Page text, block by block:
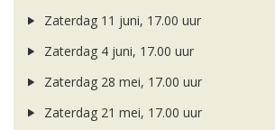
Zaterdag 11 juni, 17.00 uur
Zaterdag 4 juni, 17.00 uur
Zaterdag 28 mei, 17.00 uur
Zaterdag 21 mei, 17.00 uur